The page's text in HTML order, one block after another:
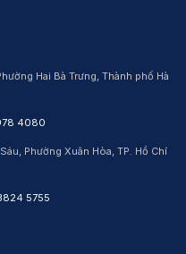
Hai Bà Trưng, Thành phố Hà
4080
Phường Xuân Hòa, TP. Hồ Chí
5755